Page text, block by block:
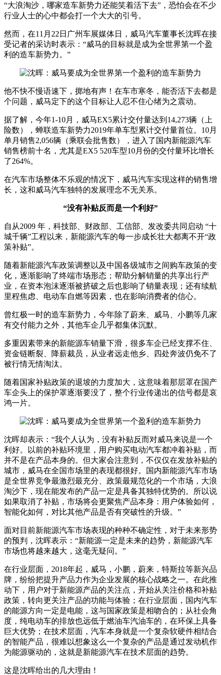
“大浪淘沙，哪家造车新势力还能笑着活下去”，恐怕会在不少
行业人士的心中都会打一个大大的引号。
然而，在11月22日广州车展媒体日，威马汽车董事长沈晖在接
受记者的采访时表示：“威马的目标就是成为全世界第一个盈
利的造车新势力。”
他不快不慢语速下，掷地有声！在车市寒冬，能否活下去都是
个问题，威马定下的这个目标让人忍不住心绪为之震动。
据了解，今年1-10月，威马EX5累计交付量达到14,273辆（上
险数），蝉联造车新势力2019年单车型累计交付量首位。10月
单月销售2,056辆（乘联会批售数），进入了国内新能源汽车
销售榜前十名，尤其是EX5 520车型10月份的交付量环比增长
了264%。
在汽车市场整体不乐观的情况下，威马汽车实现这样的销售增
长，这和威马汽车独特的发展理念不无关系。
“没有补贴反而是一个利好”
自从2009 年，科技部、财政部、工信部、发改委共同启动 “十
城千辆”工程以来，新能源汽车的每一步成长壮大都离不开“政
策补贴”。
随着新能源汽车政策调整以及中国各级城市之间购车政策的变
化，逐渐影响了终端市场形态；帮助分解销量的共享出行产
业，在资本泡沫逐渐被挤破之后也影响了销量表现；还有续航
里程焦虑、电动车自燃等因素，也在影响消费者的信心。
曾红极一时的造车新势力，今年除了蔚来、威马、小鹏等几家
有交付能力之外，其他车企几乎都集体沉默。
多重因素带来的新能源车销量下滑，很多车企已经支撑不住、
资金链断裂、降薪裁员，从业者远走他乡、四处奔波仍免不了
被行情无情淘汰。
随着国家补贴政策的退坡的力度加大，这意味着那层罩在国产
车企头上的保护罩逐渐要没了，整个行业传递出的信号都是哀
鸿一片。
沈晖却表示：“我个人认为，没有补贴反而对威马来说是一个
利好。以前的补贴环境里，用户购买电动汽车都冲着补贴，而
并不是在产品本身的。但大家会注意到，不仅仅在发放补贴的
城市，威马在全国市场里的表现都很好。国内新能源汽车市场
是全世界竞争最激烈最充分、政策最规范化的一个市场，大浪
淘沙下，现在能发布的产品一定是具备其独特优势的。所以说
如果取消了补贴，市场将会更聚焦产品本身：用户体验如何，
智能化如何，对比其他产品是否有突破性的升级。”
面对目前新能源汽车市场表现的种种不确定性，对于未来形势
的预判，沈晖表示：“新能源一定是未来的趋势，新能源汽车
市场也将越来越大，这毫无疑问。”
在行业层面，2018年起，威马，小鹏，蔚来，特斯拉等新兴品
牌，纷纷把提升产品力作为企业发展的核心战略之一。在此推
动下，用户对于新能源产品的关注点，开始从关注价格和补贴
政策，转向更关注产品的功能与体验；在行业层面，国内汽车
的能源方向一定是电能，这与国家政策是相吻合的；从社会角
度，纯电动车的排放也远低于燃油车汽油车的，在环保上具备
巨大优势；在技术层面，汽车本身就是一个复杂软硬件相结合
的智能产品，很难以想象这么一个复杂的产品是通过发动机作
为能源驱动的，这就是新能源汽车在技术层面的趋势。
这是沈晖给出的几大理由！